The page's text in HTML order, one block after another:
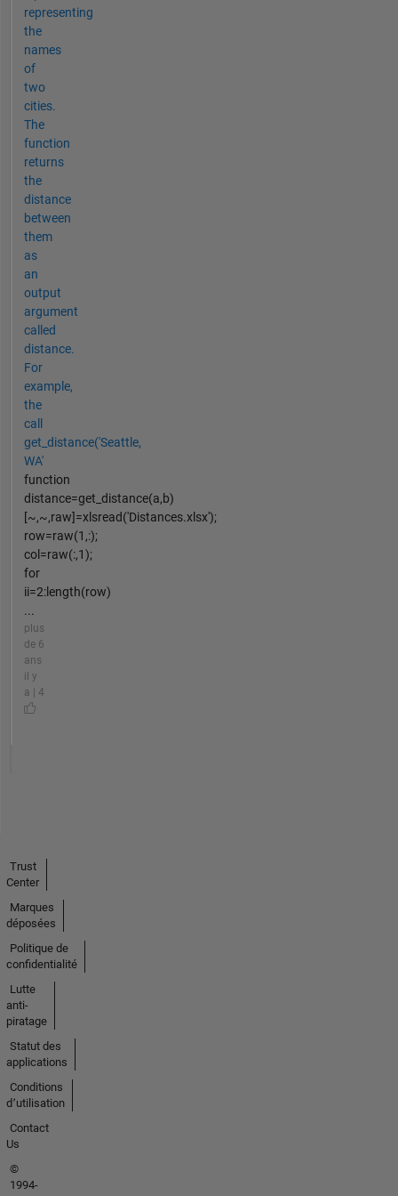
representing
the
names
of
two
cities.
The
function
returns
the
distance
between
them
as
an
output
argument
called
distance.
For
example,
the
call
get_distance('Seattle,
WA'
function
distance=get_distance(a,b)
[~,~,raw]=xlsread('Distances.xlsx');
row=raw(1,:);
col=raw(:,1);
for
ii=2:length(row)
...
plus
de 6
ans
il y
a | 4
Trust
Center
Marques
déposées
Politique de
confidentialité
Lutte
anti-
piratage
Statut des
applications
Conditions
d՚utilisation
Contact
Us
©
1994-